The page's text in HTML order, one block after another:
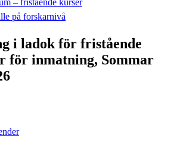
på forskarnivå
i ladok för fristående
för inmatning, Sommar